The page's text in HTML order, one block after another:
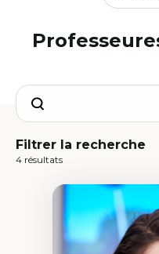
Search
Filtrer la recherche
4 résultats